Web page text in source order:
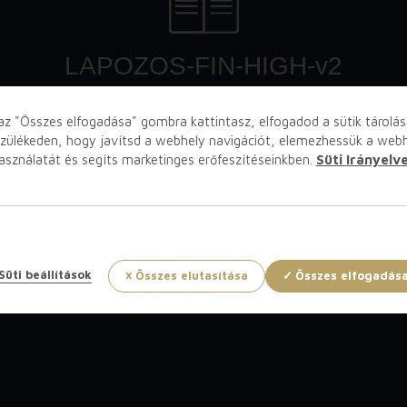
"Összes elfogadása" gombra kattintasz, elfogadod a sütik
hogy javítsd a webhely navigációt, elemezhessük a
és segíts marketinges erőfeszítéseinkben. Süti
Összes elutasítása Összes elfogadása
Süti beállítások